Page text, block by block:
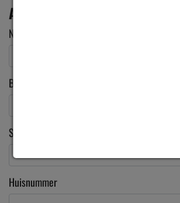
AANVRAAG
Naam
Bedrijf
Straat
Huisnummer